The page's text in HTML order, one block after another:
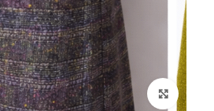
انقر هنا لتكبير الصورة